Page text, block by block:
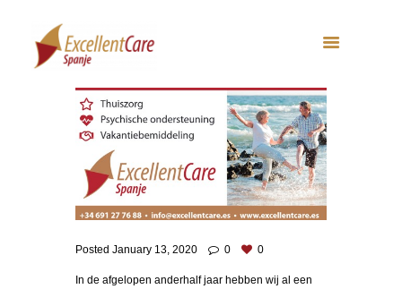
Posted January 13, 2020 0 0
In de afgelopen anderhalf jaar hebben wij al een